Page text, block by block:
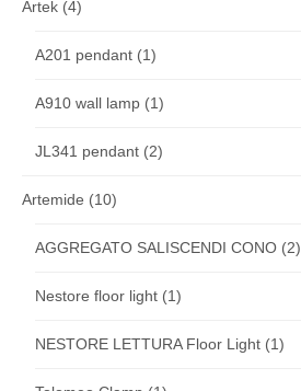
Artek (4)
A201 pendant (1)
A910 wall lamp (1)
JL341 pendant (2)
Artemide (10)
AGGREGATO SALISCENDI CONO (2)
Nestore floor light (1)
NESTORE LETTURA Floor Light (1)